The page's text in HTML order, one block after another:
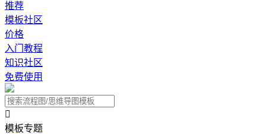
推荐
模板社区
价格
入门教程
知识社区
免费使用

模板专题